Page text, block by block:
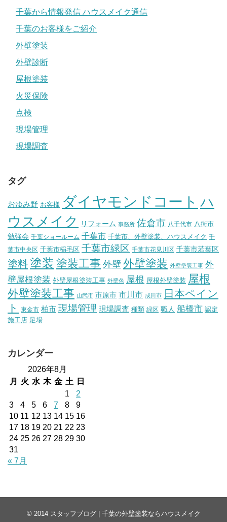
千葉から情報発信 ハウスメイク通信
千葉のお客様をご紹介
外壁塗装
外壁診断
屋根塗装
火災保険
点検
現場管理
現場調査
タグ
おゆみ野 お客様 ダイヤモンドコート ハ
ウスメイク
リフォーム 事務所 佐倉市 八千代市 八街市
勉強会 千葉ショールーム 千葉市 千葉市、外壁塗装、ハウスメイク 千
葉市中央区 千葉市稲毛区 千葉市緑区 千葉市花見川区 千葉市若葉区
塗料塗装 塗装工事 外壁 外壁塗装 外壁塗装工事 外
壁屋根塗装 外壁屋根塗装工事 外壁色 屋根 屋根外壁塗装 屋根
外壁塗装工事 山武市 市原市 市川市 成田市
日本ペイン
ト
東金市 柏市 現場管理 現場調査 種類 緑区 職人 船橋市 認定
施工店 足場
カレンダー
2026年8月
月
火 水 木 金 土
日
1
2
3
4 5 6 7 8
9
10 11 12 13 14 15 16
17 18 19 20 21 22 23
24 25 26 27 28 29 30
31
« 7月
© 2014 スタッフブログ | 千葉の外壁塗装ならハウスメイク